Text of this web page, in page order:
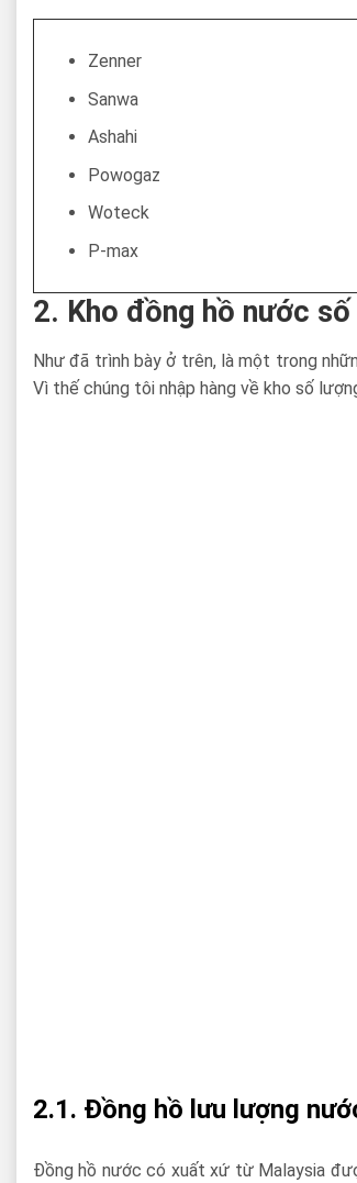
Zenner
Sanwa
Ashahi
Powogaz
Woteck
P-max
2. Kho đồng hồ nước
Như đã trình bày ở trên, là một trong
Vì thế chúng tôi nhập hàng về kho số
2.1. Đồng hồ lưu lượng
Đồng hồ nước có xuất xứ từ Malaysia